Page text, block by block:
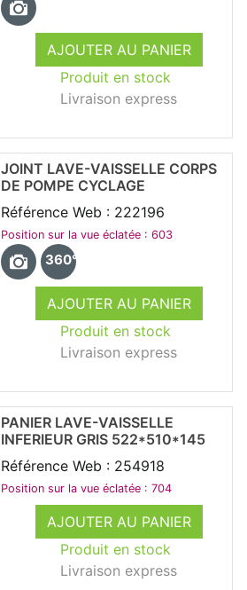
AJOUTER AU PANIER
Produit en stock
Livraison express
AJOUTER AU PANIER
Produit en stock
Livraison express
JOINT LAVE-VAISSELLE CORPS
DE POMPE CYCLAGE
Référence Web : 222196
Position sur la vue éclatée : 603
360°
AJOUTER AU PANIER
Produit en stock
Livraison express
PANIER LAVE-VAISSELLE
INFERIEUR GRIS 522*510*145
Référence Web : 254918
Position sur la vue éclatée : 704